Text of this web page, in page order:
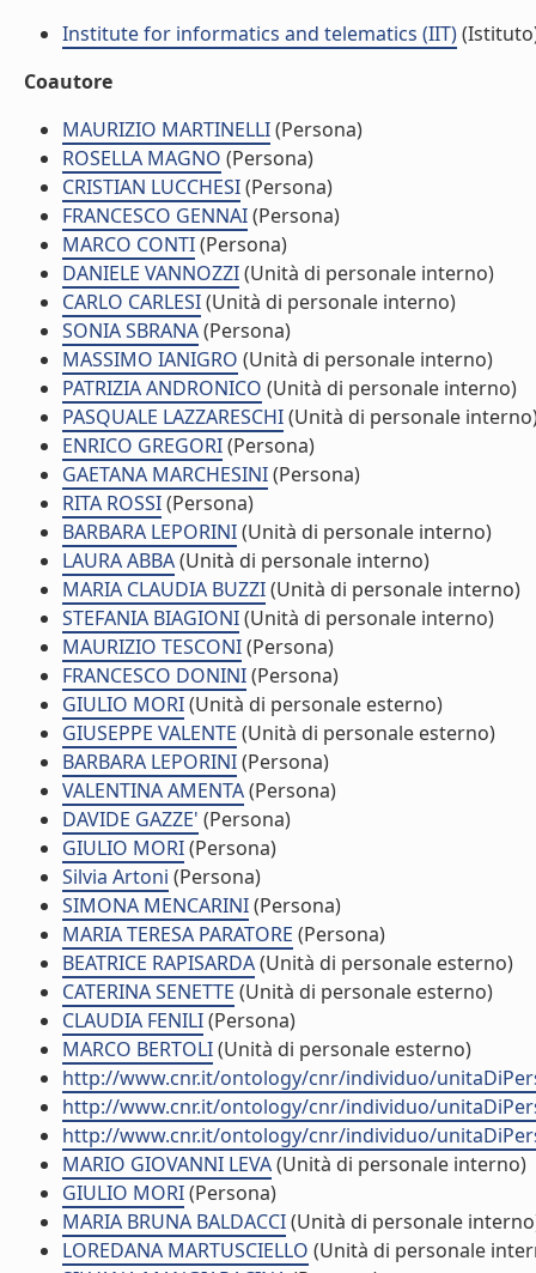
Institute for informatics and telematics (IIT)
Coautore
MAURIZIO MARTINELLI(Persona)
ROSELLA MAGNO (Persona)
CRISTIAN LUCCHESI(Persona)
FRANCESCO GENNAI(Persona)
MARCO CONTI(Persona)
DANIELE VANNOZZI(Unità di personale interno)
CARLO CARLESI(Unità di personale interno)
SONIA SBRANA(Persona)
MASSIMO IANIGRO (Unità di personale interno)
PATRIZIA ANDRONICO (Unità di personale interno)
PASQUALE LAZZARESCHI(Unità di personale
ENRICO GREGORI(Persona)
GAETANA MARCHESINI(Persona)
RITA ROSSI(Persona)
BARBARA LEPORINI(Unità di personale interno)
LAURA ABBA(Unità di personale interno)
MARIA CLAUDIA BUZZI(Unità di personale interno)
STEFANIA BIAGIONI(Unità di personale interno)
MAURIZIO TESCONI(Persona)
FRANCESCO DONINI(Persona)
GIULIO MORI(Unità di personale esterno)
GIUSEPPE VALENTE (Unità di personale esterno)
BARBARA LEPORINI(Persona)
VALENTINA AMENTA(Persona)
DAVIDE GAZZE' (Persona)
GIULIO MORI(Persona)
Silvia Artoni (Persona)
SIMONA MENCARINI(Persona)
MARIA TERESA PARATORE (Persona)
BEATRICE RAPISARDA(Unità di personale esterno)
CATERINA SENETTE (Unità di personale esterno)
CLAUDIA FENILI(Persona)
MARCO BERTOLI(Unità di personale esterno)
http://www.cnr.it/ontology/cnr/individuo/
http://www.cnr.it/ontology/cnr/individuo/
http://www.cnr.it/ontology/cnr/individuo/
MARIO GIOVANNI LEVA(Unità di personale interno)
GIULIO MORI(Persona)
MARIA BRUNA BALDACCI(Unità di personale
LOREDANA MARTUSCIELLO (Unità di personale